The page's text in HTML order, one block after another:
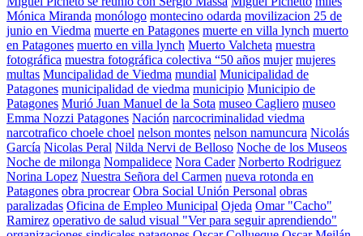
Mónica Miranda monólogo montecino odarda movilizacion 25 de
junio en Viedma muerte en Patagones muerte en villa lynch muerto
en Patagones muerto en villa lynch Muerto Valcheta muestra
fotográfica muestra fotográfica colectiva “50 años mujer mujeres
multas Muncipalidad de Viedma mundial Municipalidad de
Patagones municipalidad de viedma municipio Municipio de
Patagones Murió Juan Manuel de la Sota museo Cagliero museo
Emma Nozzi Patagones Nación narcocriminalidad viedma
narcotrafico choele choel nelson montes nelson namuncura Nicolás
García Nicolas Peral Nilda Nervi de Belloso Noche de los Museos
Noche de milonga Nompalidece Nora Cader Norberto Rodriguez
Norina Lopez Nuestra Señora del Carmen nueva rotonda en
Patagones obra procrear Obra Social Unión Personal obras
paralizadas Oficina de Empleo Municipal Ojeda Omar "Cacho"
Ramirez operativo de salud visual "Ver para seguir aprendiendo"